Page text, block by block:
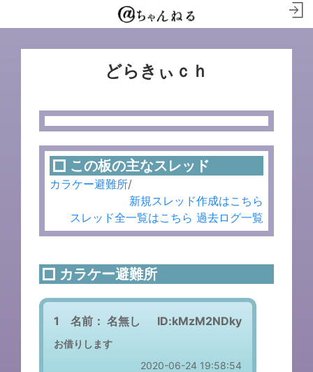
どらきぃｃｈ
この板の主なスレッド
カラケー避難所/
新規スレッド作成はこちら
スレッド全一覧はこちら 過去ログ一覧
カラケー避難所
1 名前： 名無し ID:kMzM2NDky
お借りします
2020-06-24 19:58:54